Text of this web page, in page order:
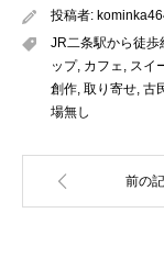
投稿者:
JR二条駅から徒歩
ップ, カフェ, スイ
創作, 取り寄せ, 古
場無し